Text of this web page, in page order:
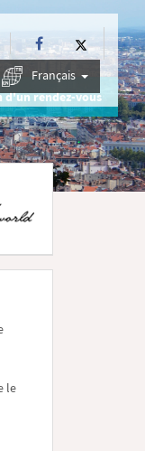
Français
d'un rendez-vous
le